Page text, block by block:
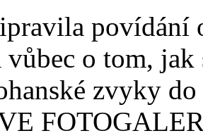
povídání
o tom,
zvyky